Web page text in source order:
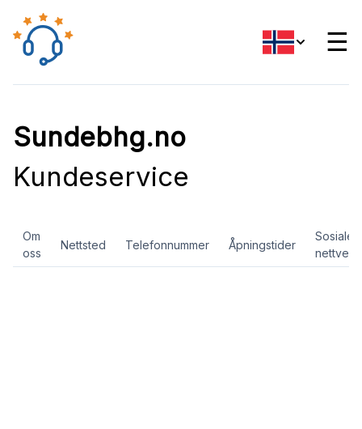
☰
Sundebhg.no
Kundeservice
Om
oss
Nettsted Telefonnummer Åpningstider
Sosiale
nettverk